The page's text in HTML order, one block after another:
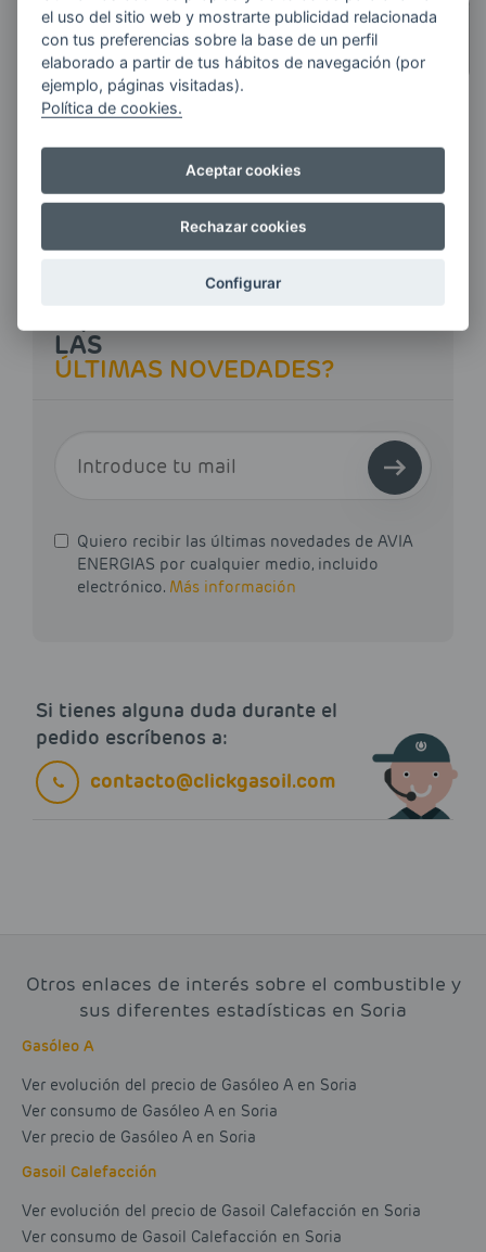
CUANTOS MÁS LITROS
PIDAS,MÁS AHORRAS
Haz tu pedido
LAS
ÚLTIMAS NOVEDADES?
Quiero recibir las últimas novedades de AVIA
ENERGIAS por cualquier medio, incluido
electrónico. Más información
Si tienes alguna duda durante el
pedido escríbenos a:
contacto@clickgasoil.com
Otros enlaces de interés sobre el combustible y
sus diferentes estadísticas en Soria
Gasóleo A
Ver evolución del precio de Gasóleo A en Soria
Ver consumo de Gasóleo A en Soria
Ver precio de Gasóleo A en Soria
Gasoil Calefacción
Ver evolución del precio de Gasoil Calefacción en Soria
Ver consumo de Gasoil Calefacción en Soria
el uso del sitio web y mostrarte publicidad relacionada
con tus preferencias sobre la base de un perfil
elaborado a partir de tus hábitos de navegación (por
ejemplo, páginas visitadas).
Política de cookies.
Aceptar cookies
Rechazar cookies
Configurar